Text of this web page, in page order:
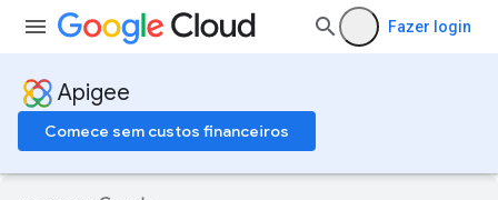
Fazer login
Apigee
Comece sem custos financeiros